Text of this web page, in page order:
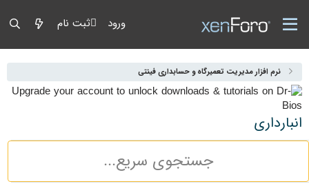
ورود ثبت نام
نرم افزار مدیریت تعمیرگاه و حسابداری فینتی
انبارداری